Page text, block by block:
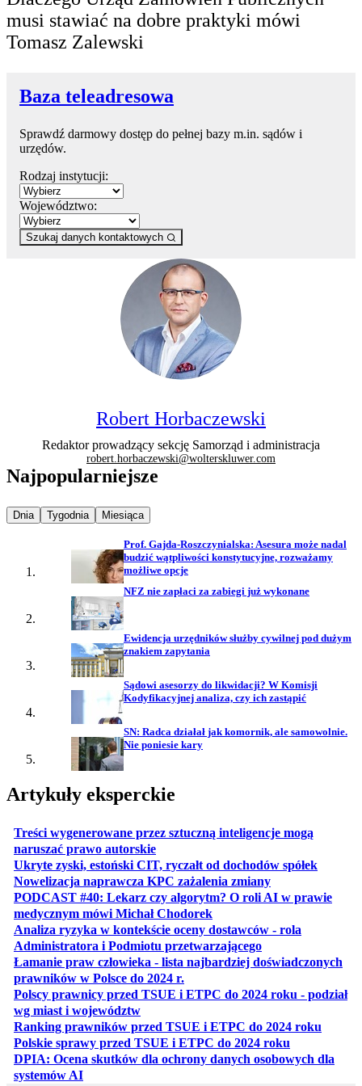
musi stawiać na dobre praktyki mówi
Tomasz Zalewski
Baza teleadresowa
Sprawdź darmowy dostęp do pełnej bazy m.in. sądów i
urzędów.
Rodzaj instytucji:
Województwo:
Szukaj danych kontaktowych
Robert Horbaczewski
Redaktor prowadzący sekcję Samorząd i administracja
robert.horbaczewski@wolterskluwer.com
Najpopularniejsze
Najpopularniejsze wiadomości z
Dnia Najpopularniejsze wiadomości z
Tygodnia Najpopularniejsze wiadomości z
Miesiąca
Prof. Gajda-Roszczynialska: Asesura może nadal
budzić wątpliwości konstytucyjne, rozważamy
możliwe opcje
NFZ nie zapłaci za zabiegi już wykonane
Ewidencja urzędników służby cywilnej pod dużym
znakiem zapytania
Sądowi asesorzy do likwidacji? W Komisji
Kodyfikacyjnej analiza, czy ich zastąpić
SN: Radca działał jak komornik, ale samowolnie.
Nie poniesie kary
Artykuły eksperckie
Treści wygenerowane przez sztuczną inteligencje mogą
naruszać prawo autorskieotwiera się w nowej karcie
Ukryte zyski, estoński CIT, ryczałt od dochodów spółekotwiera
Nowelizacja naprawcza KPC zażalenia zmianyotwiera się w
PODCAST #40: Lekarz czy algorytm? O roli AI w prawie
medycznym mówi Michał Chodorekotwiera się w nowej karcie
Analiza ryzyka w kontekście oceny dostawców - rola
Administratora i Podmiotu przetwarzającegootwiera się w
Łamanie praw człowieka - lista najbardziej doświadczonych
prawników w Polsce do 2024 r.
Polscy prawnicy przed TSUE i ETPC do 2024 roku - podział
wg miast i województwotwiera się w nowej karcie
Ranking prawników przed TSUE i ETPC do 2024 roku
Polskie sprawy przed TSUE i ETPC do 2024 roku
DPIA: Ocena skutków dla ochrony danych osobowych dla
systemów AIotwiera się w nowej karcie